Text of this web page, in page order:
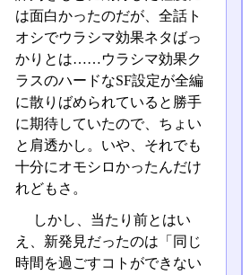
は面白かったのだが、全話ト
オシでウラシマ効果ネタばっ
かりとは……ウラシマ効果ク
ラスのハードなSF設定が全編
に散りばめられていると勝手
に期待していたので、ちょい
と肩透かし。いや、それでも
十分にオモシロかったんだけ
れどもさ。
しかし、当たり前とはい
え、新発見だったのは「同じ
時間を過ごすコトができない